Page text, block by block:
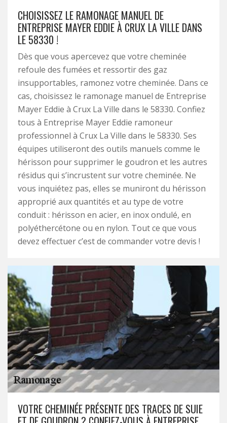
CHOISISSEZ LE RAMONAGE MANUEL DE
ENTREPRISE MAYER EDDIE À CRUX LA VILLE DANS
LE 58330 !
Dès que vous apercevez que votre cheminée
refoule des fumées et ressortir des gaz
insupportables, ramonez votre cheminée. Dans ce
cas, choisissez le ramonage manuel de Entreprise
Mayer Eddie à Crux La Ville dans le 58330. Confiez
tous à Entreprise Mayer Eddie ramoneur
professionnel à Crux La Ville dans le 58330. Ses
équipes utiliseront des outils manuels comme le
hérisson pour supprimer le goudron et les autres
résidus qui s’incrustent sur votre cheminée. Ne
vous inquiétez pas, elles se muniront du hérisson
approprié aux quantités et au type de votre
conduit : hérisson en acier, en inox ondulé, en
polyéthercétone ou en nylon. Tout ce que vous
devez effectuer c’est de commander votre devis !
VOTRE CHEMINÉE PRÉSENTE DES TRACES DE SUIE